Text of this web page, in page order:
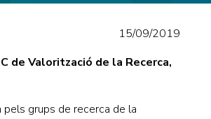
15/09/2019
de Valorització de la Recerca,
pels grups de recerca de la